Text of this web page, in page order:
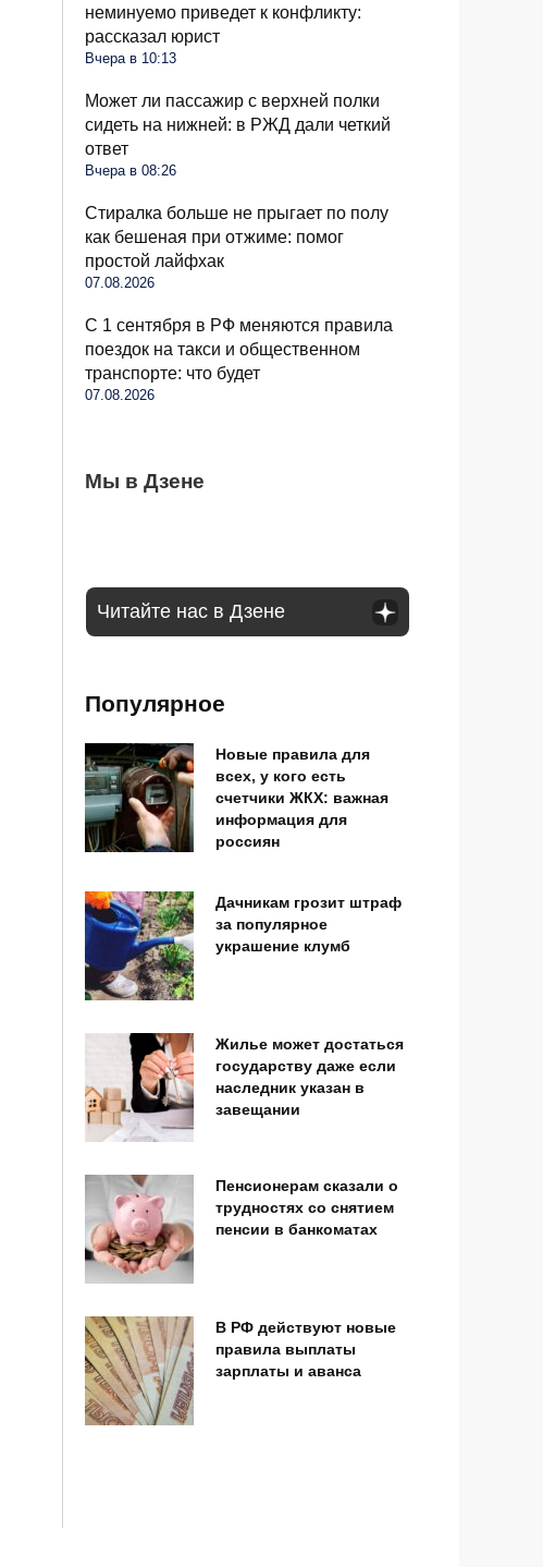
неминуемо приведет к конфликту:
рассказал юрист
Вчера в 10:13
Может ли пассажир с верхней полки
сидеть на нижней: в РЖД дали четкий
ответ
Вчера в 08:26
Стиралка больше не прыгает по полу
как бешеная при отжиме: помог
простой лайфхак
07.08.2026
С 1 сентября в РФ меняются правила
поездок на такси и общественном
транспорте: что будет
07.08.2026
Мы в Дзене
Когда можно выезжать на пешеходный
переход, а когда нужно ждать: что говорит
Бывший продавец выдала уловки
Семьи в России получат до 200 тысяч
Читайте нас в Дзене
Популярное
Новые правила для
всех, у кого есть
счетчики ЖКХ: важная
информация для
россиян
Дачникам грозит штраф
за популярное
украшение клумб
Жилье может достаться
государству даже если
наследник указан в
завещании
Пенсионерам сказали о
трудностях со снятием
пенсии в банкоматах
В РФ действуют новые
правила выплаты
зарплаты и аванса